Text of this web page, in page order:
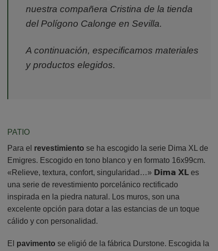
nuestra compañera Cristina de la tienda
del Polígono Calonge en Sevilla.
A continuación, especificamos materiales
y productos elegidos.
PATIO
Para el revestimiento se ha escogido la serie Dima XL de
Emigres. Escogido en tono blanco y en formato 16x99cm.
«Relieve, textura, confort, singularidad…» 𝗗𝗶𝗺𝗮 𝗫𝗟 es
una serie de revestimiento porcelánico rectificado
inspirada en la piedra natural. Los muros, son una
excelente opción para dotar a las estancias de un toque
cálido y con personalidad.
El pavimento se eligió de la fábrica Durstone. Escogida la